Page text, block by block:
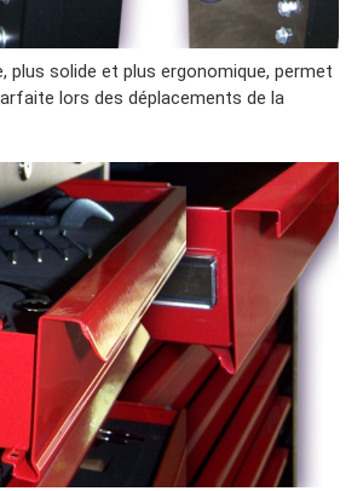
plus solide et plus ergonomique, permet
lors des déplacements de la